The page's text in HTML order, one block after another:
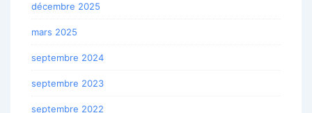
décembre 2025
mars 2025
septembre 2024
septembre 2023
septembre 2022